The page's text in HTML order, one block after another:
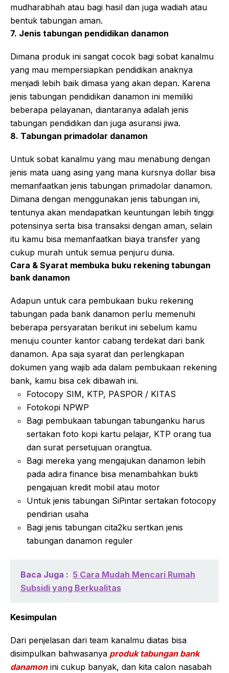
mudharabhah atau bagi hasil dan juga wadiah atau
bentuk tabungan aman.
7. Jenis tabungan pendidikan danamon
Dimana produk ini sangat cocok bagi sobat kanalmu
yang mau mempersiapkan pendidikan anaknya
menjadi lebih baik dimasa yang akan depan. Karena
jenis tabungan pendidikan danamon ini memiliki
beberapa pelayanan, diantaranya adalah jenis
tabungan pendidikan dan juga asuransi jiwa.
8. Tabungan primadolar danamon
Untuk sobat kanalmu yang mau menabung dengan
jenis mata uang asing yang mana kursnya dollar bisa
memanfaatkan jenis tabungan primadolar danamon.
Dimana dengan menggunakan jenis tabungan ini,
tentunya akan mendapatkan keuntungan lebih tinggi
potensinya serta bisa transaksi dengan aman, selain
itu kamu bisa memanfaatkan biaya transfer yang
cukup murah untuk semua penjuru dunia.
Cara & Syarat membuka buku rekening tabungan
bank danamon
Adapun untuk cara pembukaan buku rekening
tabungan pada bank danamon perlu memenuhi
beberapa persyaratan berikut ini sebelum kamu
menuju counter kantor cabang terdekat dari bank
danamon. Apa saja syarat dan perlengkapan
dokumen yang wajib ada dalam pembukaan rekening
bank, kamu bisa cek dibawah ini.
Fotocopy SIM, KTP, PASPOR / KITAS
Fotokopi NPWP
Bagi pembukaan tabungan tabunganku harus
sertakan foto kopi kartu pelajar, KTP orang tua
dan surat persetujuan orangtua.
Bagi mereka yang mengajukan danamon lebih
pada adira finance bisa menambahkan bukti
pengajuan kredit mobil atau motor
Untuk jenis tabungan SiPintar sertakan fotocopy
pendirian usaha
Bagi jenis tabungan cita2ku sertkan jenis
tabungan danamon reguler
Baca Juga : 5 Cara Mudah Mencari Rumah
Subsidi yang Berkualitas
Kesimpulan
Dari penjelasan dari team kanalmu diatas bisa
disimpulkan bahwasanya produk tabungan bank
danamonini cukup banyak, dan kita calon nasabah